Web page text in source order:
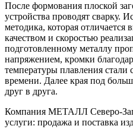
После формования плоской
устройства проводят сварку.
методика, которая отличается
качеством и скоростью
подготовленному металлу
напряжением, кромки
температуры плавления
времени. Далее края под
друг в друга.
Компания МЕТАЛЛ Северо-
услуги: продажа и поставка